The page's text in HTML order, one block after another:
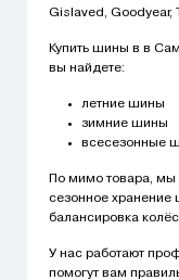
Gislaved, Goodyear,
Купить шины в в
вы найдете:
летние шины
зимние шины
всесезонные
По мимо товара,
сезонное
балансировка
У нас работают
помогут вам